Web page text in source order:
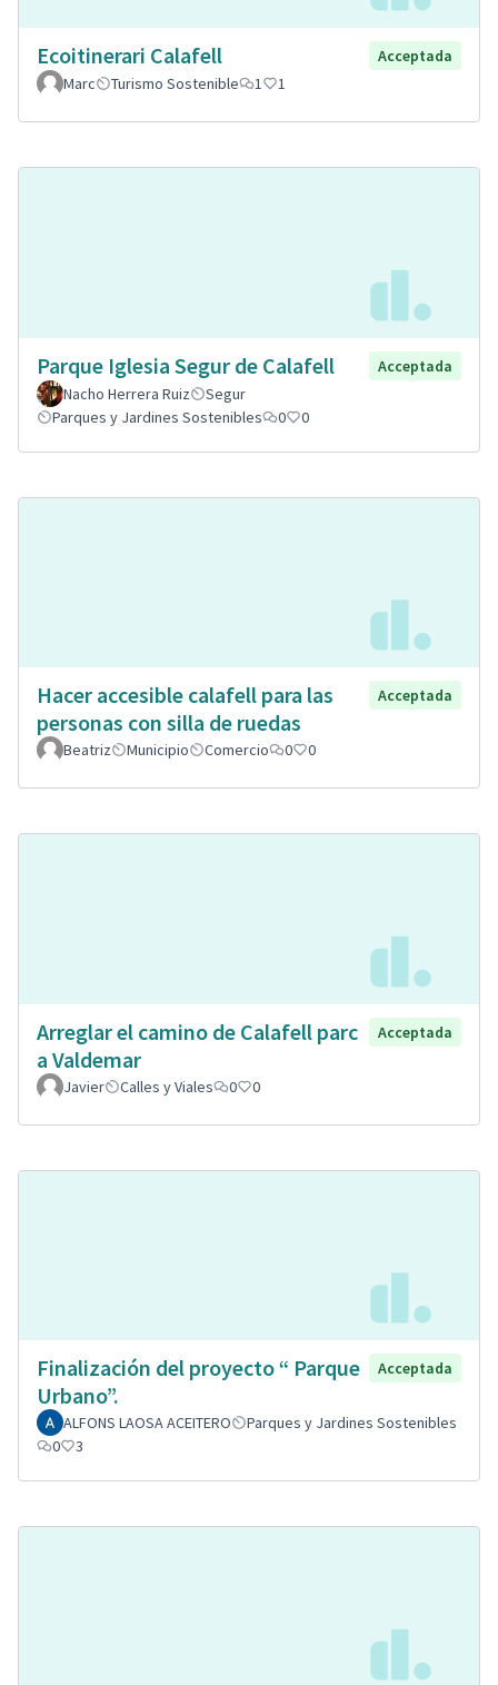
Ecoitinerari Calafell
Acceptada
Marc
Turismo Sostenible 1 1
Parque Iglesia Segur de Calafell
Acceptada
Nacho Herrera Ruiz
Segur
Parques y Jardines Sostenibles
0 0
Hacer accesible calafell para las
personas con silla de ruedas
Acceptada
Beatriz Municipio Comercio 0 0
Arreglar el camino de Calafell parc
a Valdemar
Acceptada
Javier Calles y Viales 0 0
Finalización del proyecto “ Parque
Urbano”.
Acceptada
ALFONS LAOSA ACEITERO
Parques y Jardines Sostenibles
0
3